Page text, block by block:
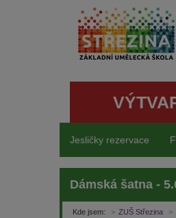
Jesličky rezervace
Dámská šatna -
Kde jsem: ZUŠ Střezina